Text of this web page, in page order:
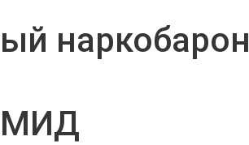
ый наркобарон
МИД